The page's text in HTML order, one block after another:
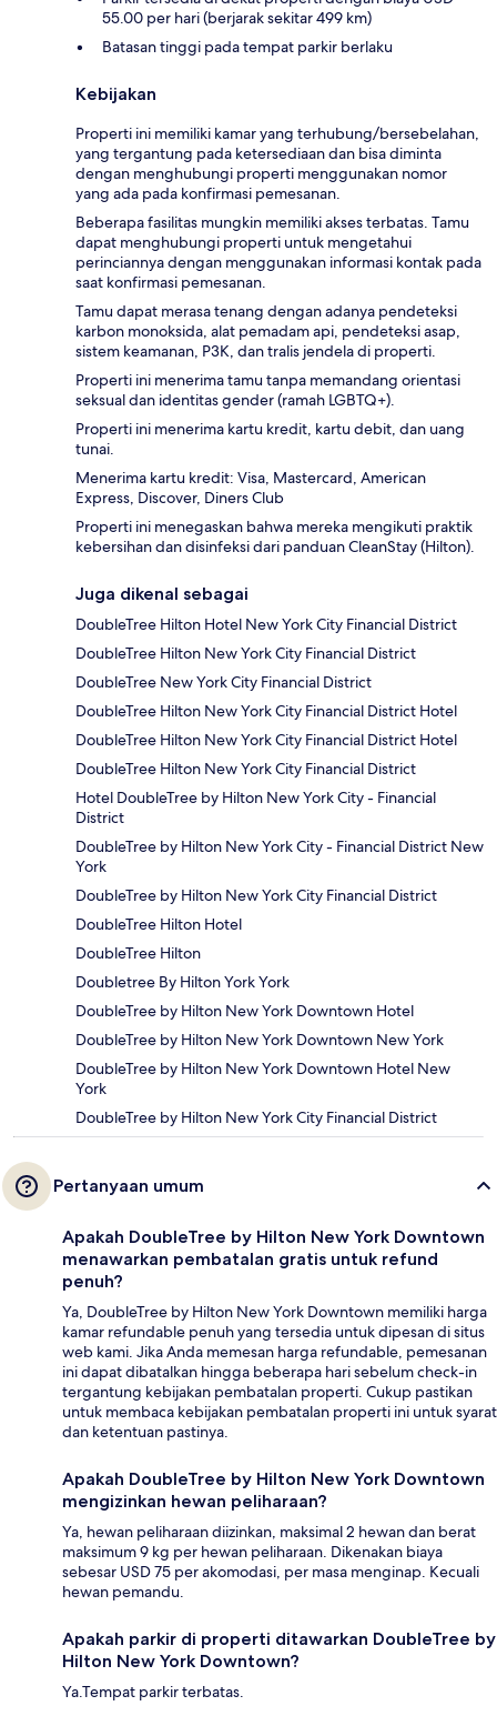
55.00 per hari (berjarak sekitar 499 km)
Batasan tinggi pada tempat parkir berlaku
Kebijakan
Properti ini memiliki kamar yang terhubung/bersebelahan,
yang tergantung pada ketersediaan dan bisa diminta
dengan menghubungi properti menggunakan nomor
yang ada pada konfirmasi pemesanan.
Beberapa fasilitas mungkin memiliki akses terbatas. Tamu
dapat menghubungi properti untuk mengetahui
perinciannya dengan menggunakan informasi kontak pada
saat konfirmasi pemesanan.
Tamu dapat merasa tenang dengan adanya pendeteksi
karbon monoksida, alat pemadam api, pendeteksi asap,
sistem keamanan, P3K, dan tralis jendela di properti.
Properti ini menerima tamu tanpa memandang orientasi
seksual dan identitas gender (ramah LGBTQ+).
Properti ini menerima kartu kredit, kartu debit, dan uang
tunai.
Menerima kartu kredit: Visa, Mastercard, American
Express, Discover, Diners Club
Properti ini menegaskan bahwa mereka mengikuti praktik
kebersihan dan disinfeksi dari panduan CleanStay (Hilton).
Juga dikenal sebagai
DoubleTree Hilton Hotel New York City Financial District
DoubleTree Hilton New York City Financial District
DoubleTree New York City Financial District
DoubleTree Hilton New York City Financial District Hotel
DoubleTree Hilton New York City Financial District Hotel
DoubleTree Hilton New York City Financial District
Hotel DoubleTree by Hilton New York City - Financial
District
DoubleTree by Hilton New York City - Financial District New
York
DoubleTree by Hilton New York City Financial District
DoubleTree Hilton Hotel
DoubleTree Hilton
Doubletree By Hilton York York
DoubleTree by Hilton New York Downtown Hotel
DoubleTree by Hilton New York Downtown New York
DoubleTree by Hilton New York Downtown Hotel New
York
DoubleTree by Hilton New York City Financial District
Pertanyaan umum
Apakah DoubleTree by Hilton New York Downtown
menawarkan pembatalan gratis untuk refund
penuh?
Ya, DoubleTree by Hilton New York Downtown memiliki harga
kamar refundable penuh yang tersedia untuk dipesan di situs
web kami. Jika Anda memesan harga refundable, pemesanan
ini dapat dibatalkan hingga beberapa hari sebelum check-in
tergantung kebijakan pembatalan properti. Cukup pastikan
untuk membaca kebijakan pembatalan properti ini untuk syarat
dan ketentuan pastinya.
Apakah DoubleTree by Hilton New York Downtown
mengizinkan hewan peliharaan?
Ya, hewan peliharaan diizinkan, maksimal 2 hewan dan berat
maksimum 9 kg per hewan peliharaan. Dikenakan biaya
sebesar USD 75 per akomodasi, per masa menginap. Kecuali
hewan pemandu.
Apakah parkir di properti ditawarkan DoubleTree by
Hilton New York Downtown?
Ya.Tempat parkir terbatas.